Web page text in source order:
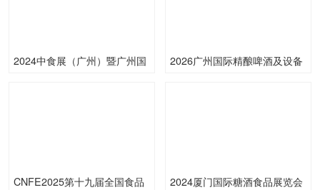
2024中食展（广州）暨广州国
2026广州国际精酿啤酒及设备
CNFE2025第十九届全国食品
2024厦门国际糖酒食品展览会